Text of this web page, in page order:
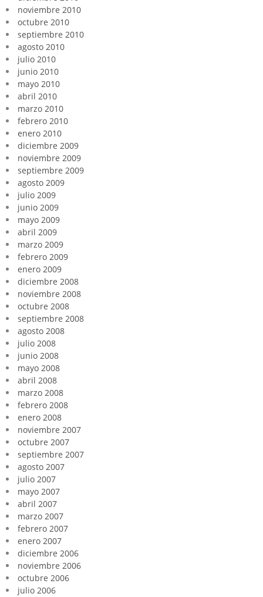
noviembre 2010
octubre 2010
septiembre 2010
agosto 2010
julio 2010
junio 2010
mayo 2010
abril 2010
marzo 2010
febrero 2010
enero 2010
diciembre 2009
noviembre 2009
septiembre 2009
agosto 2009
julio 2009
junio 2009
mayo 2009
abril 2009
marzo 2009
febrero 2009
enero 2009
diciembre 2008
noviembre 2008
octubre 2008
septiembre 2008
agosto 2008
julio 2008
junio 2008
mayo 2008
abril 2008
marzo 2008
febrero 2008
enero 2008
noviembre 2007
octubre 2007
septiembre 2007
agosto 2007
julio 2007
mayo 2007
abril 2007
marzo 2007
febrero 2007
enero 2007
diciembre 2006
noviembre 2006
octubre 2006
julio 2006